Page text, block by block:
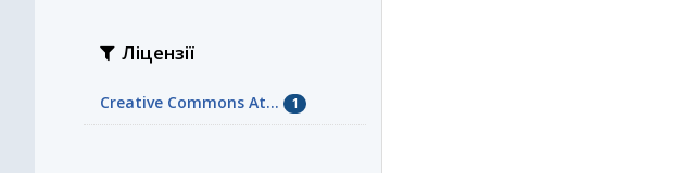
Ліцензії
Creative Commons At... 1